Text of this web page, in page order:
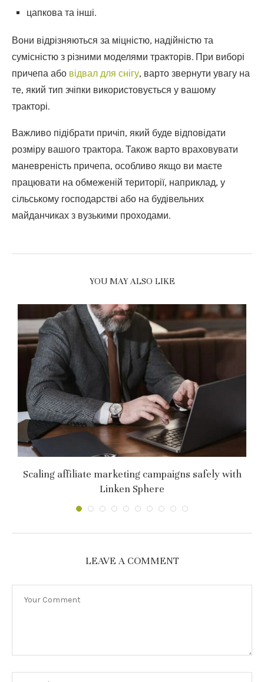
цапкова та інші.
Вони відрізняються за міцністю, надійністю та
сумісністю з різними моделями тракторів. При виборі
причепа або відвал для снігу, варто звернути увагу на
те, який тип зчіпки використовується у вашому
тракторі.
Важливо підібрати причіп, який буде відповідати
розміру вашого трактора. Також варто враховувати
маневреність причепа, особливо якщо ви маєте
працювати на обмеженій території, наприклад, у
сільському господарстві або на будівельних
майданчиках з вузькими проходами.
YOU MAY ALSO LIKE
Scaling affiliate marketing campaigns safely with
Linken Sphere
LEAVE A COMMENT